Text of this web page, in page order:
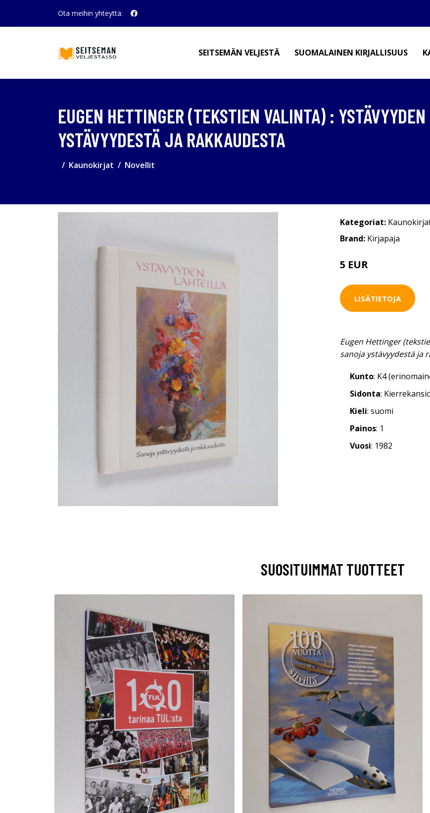
Ota meihin yhteyttä:
SEITSEMÄN VELJESTÄ SUOMALAINEN KIRJALLISUUS
EUGEN HETTINGER (TEKSTIEN VALINTA) :
YSTÄVYYDESTÄ JA RAKKAUDESTA
Kaunokirjat Novellit
Kategoriat:
Brand: Kirjapaja
5 EUR
LISÄTIETOJA
Eugen Hettinger
sanoja ystävyydestä ja
Kunto: K4
Sidonta:
Kieli: suomi
Painos: 1
Vuosi: 1982
SUOSITUIMMAT TUOTTEET